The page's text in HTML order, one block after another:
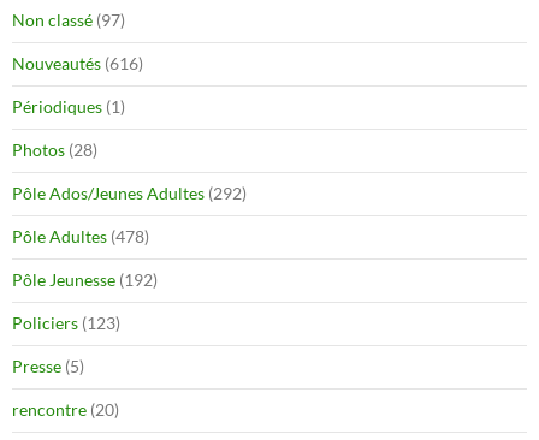
Non classé (97)
Nouveautés (616)
Périodiques (1)
Photos (28)
Pôle Ados/Jeunes Adultes (292)
Pôle Adultes (478)
Pôle Jeunesse (192)
Policiers (123)
Presse (5)
rencontre (20)